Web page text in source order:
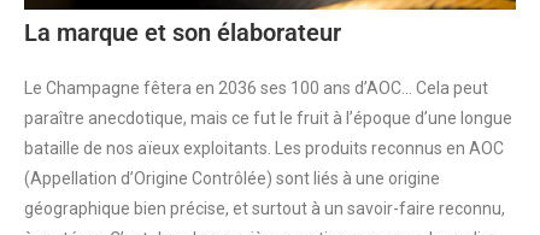
La marque et son élaborateur
Le Champagne fêtera en 2036 ses 100 ans d’AOC… Cela peut
paraître anecdotique, mais ce fut le fruit à l’époque d’une longue
bataille de nos aïeux exploitants. Les produits reconnus en AOC
(Appellation d’Origine Contrôlée) sont liés à une origine
géographique bien précise, et surtout à un savoir-faire reconnu,